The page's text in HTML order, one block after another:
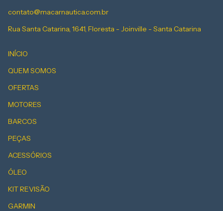
contato@macarnautica.com.br
Rua Santa Catarina, 1641, Floresta - Joinville - Santa Catarina
INÍCIO
QUEM SOMOS
OFERTAS
MOTORES
BARCOS
PEÇAS
ACESSÓRIOS
ÓLEO
KIT REVISÃO
GARMIN